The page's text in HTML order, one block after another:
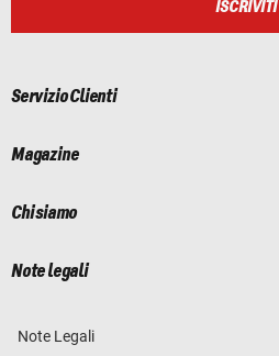
ISCRIVITI
Servizio Clienti
Magazine
Chi siamo
Note legali
Note Legali